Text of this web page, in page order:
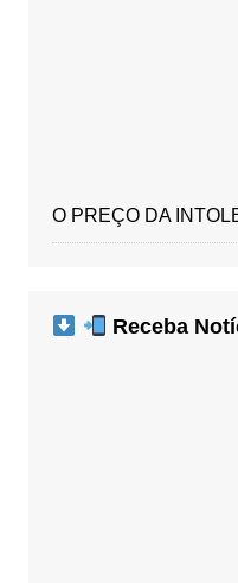
O PREÇO DA
Receba